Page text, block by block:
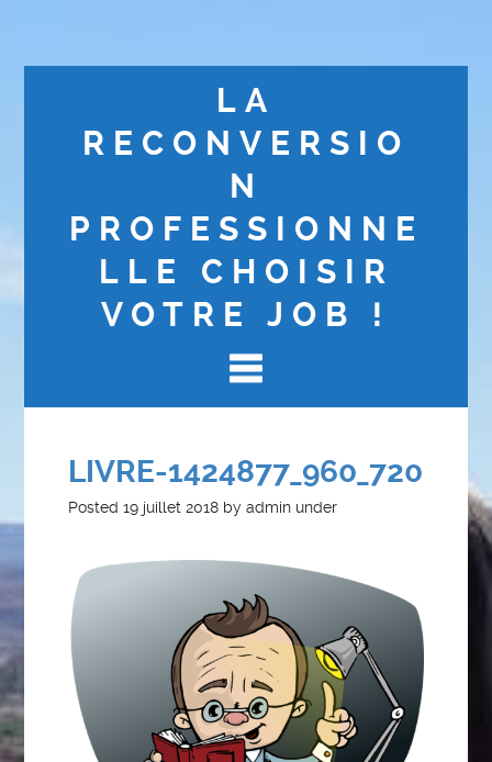
LA
RECONVERSIO
N
PROFESSIONNE
LLE CHOISIR
VOTRE JOB !
LIVRE-1424877_960_720
Posted19 juillet 2018 byadmin under